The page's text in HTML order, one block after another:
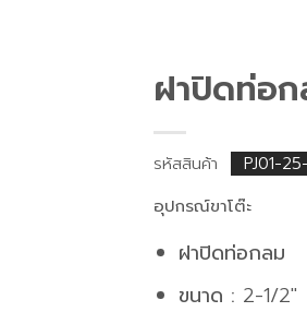
ฝาปิดท่อ
รหัสสินค้า
PJ01-
อุปกรณ์ขาโต๊ะ
ฝาปิดท่อกลม
ขนาด : 2-1/2″